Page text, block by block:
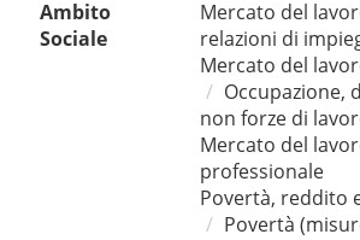
Ambito
Sociale
Mercato del
relazioni di
Mercato del
Occupazione,
non forze di
Mercato del
professionale
Povertà, reddito
Povertà